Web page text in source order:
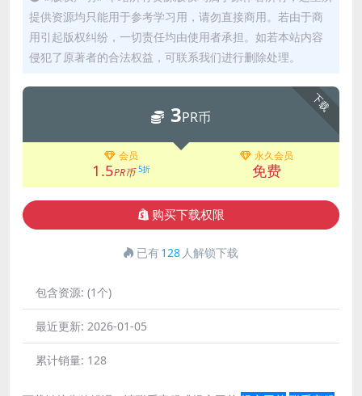
提供资源均只能用于参考学习用，请勿直接商用。若由于商
用引起版权纠纷，一切责任均由使用者承担。如若本站内容
侵犯了原著者的合法权益，可联系我们进行删除处理。
下载
3PR币
会员
1.5PR币 5折
永久会员
免费
购买下载权限
已有128 人解锁下载
包含资源: (1个)
最近更新: 2026-01-05
累计销量: 128